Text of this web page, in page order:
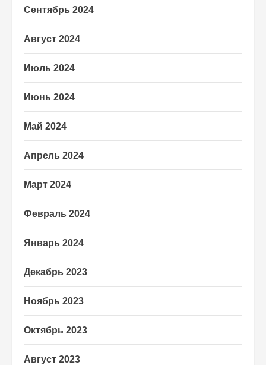
Сентябрь 2024
Август 2024
Июль 2024
Июнь 2024
Май 2024
Апрель 2024
Март 2024
Февраль 2024
Январь 2024
Декабрь 2023
Ноябрь 2023
Октябрь 2023
Август 2023